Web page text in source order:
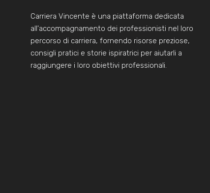
Carriera Vincente è una piattaforma dedicata
all'accompagnamento dei professionisti nel loro
percorso di carriera, fornendo risorse preziose,
consigli pratici e storie ispiratrici per aiutarli a
raggiungere i loro obiettivi professionali.